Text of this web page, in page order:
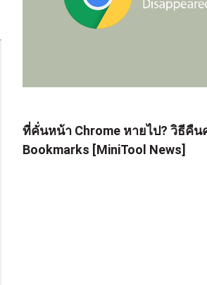
ที่คั่นหน้า Chrome หายไป? วิธีคืน
Bookmarks [MiniTool News]